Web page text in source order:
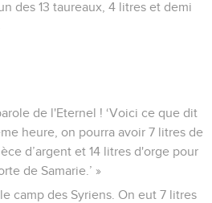
des 13 taureaux, 4 litres et demi
de l'Eternel ! ‘Voici ce que dit
heure, on pourra avoir 7 litres de
d’argent et 14 litres d'orge pour
de Samarie.’ »
camp des Syriens. On eut 7 litres